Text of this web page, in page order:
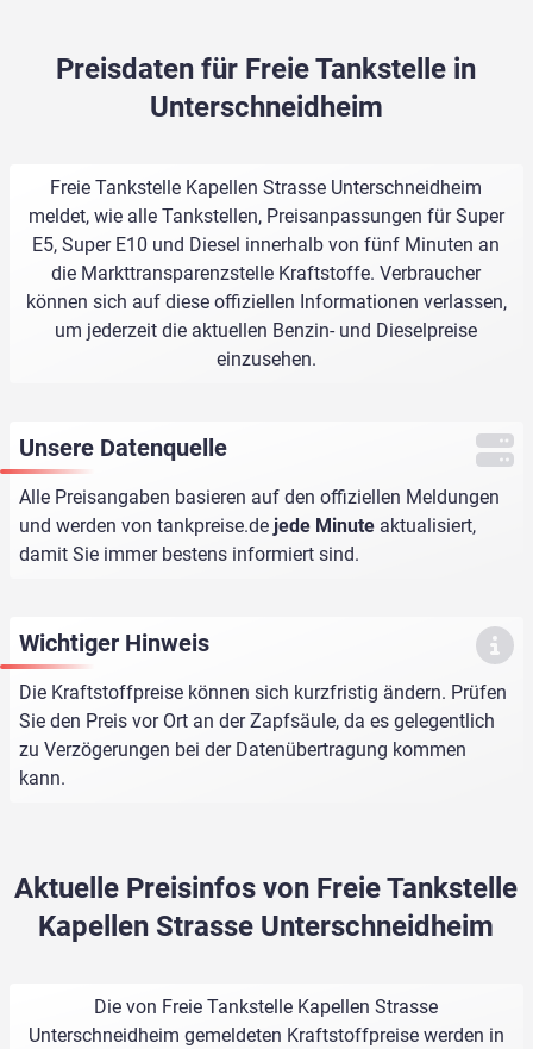
Preisdaten für Freie Tankstelle in
Unterschneidheim
Freie Tankstelle Kapellen Strasse Unterschneidheim
meldet, wie alle Tankstellen, Preisanpassungen für Super
E5, Super E10 und Diesel innerhalb von fünf Minuten an
die Markttransparenzstelle Kraftstoffe. Verbraucher
können sich auf diese offiziellen Informationen verlassen,
um jederzeit die aktuellen Benzin- und Dieselpreise
einzusehen.
Unsere Datenquelle
Alle Preisangaben basieren auf den offiziellen Meldungen
und werden von tankpreise.de jede Minute aktualisiert,
damit Sie immer bestens informiert sind.
Wichtiger Hinweis
Die Kraftstoffpreise können sich kurzfristig ändern. Prüfen
Sie den Preis vor Ort an der Zapfsäule, da es gelegentlich
zu Verzögerungen bei der Datenübertragung kommen
kann.
Aktuelle Preisinfos von Freie Tankstelle
Kapellen Strasse Unterschneidheim
Die von Freie Tankstelle Kapellen Strasse
Unterschneidheim gemeldeten Kraftstoffpreise werden in